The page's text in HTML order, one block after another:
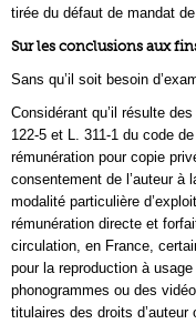
tirée du défaut de mandat
Sur les conclusions aux
Sans qu’il soit besoin
Considérant qu’il résulte
122-5 et L. 311-1 du code
rémunération pour copie
consentement de l’auteur à
modalité particulière
rémunération directe et
circulation, en France,
pour la reproduction à
phonogrammes ou des
titulaires des droits